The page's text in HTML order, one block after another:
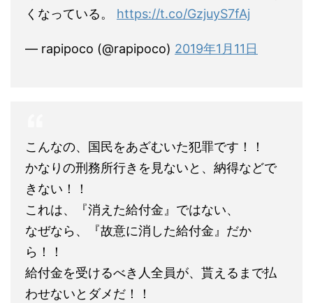
くなっている。 https://t.co/GzjuyS7fAj
— rapipoco (@rapipoco) 2019年1月11日
こんなの、国民をあざむいた犯罪です！！
かなりの刑務所行きを見ないと、納得などで
きない！！
これは、『消えた給付金』ではない、
なぜなら、『故意に消した給付金』だか
ら！！
給付金を受けるべき人全員が、貰えるまで払
わせないとダメだ！！